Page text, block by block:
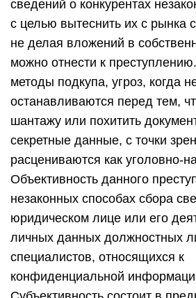
сведений о конкурентах
с целью вытеснить их с рынка
не делая вложений в
можно отнести к
методы подкупа, угроз, когда
останавливаются перед тем,
шантажу или похитить
секретные данные, с точки
расцениваются как уголовно-
Объективность данного
незаконных способах сбора
юридическом лице или его
личных данных должностных
специалистов, относящихся к
конфиденциальной